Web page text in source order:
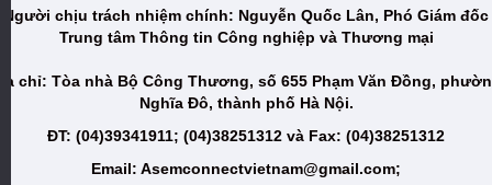
Người chịu trách nhiệm chính: Nguyễn Quốc Lân, Phó Giám đốc
Trung tâm Thông tin Công nghiệp và Thương mại
chỉ: Tòa nhà Bộ Công Thương, số 655 Phạm Văn Đồng,
Nghĩa Đô, thành phố Hà Nội.
ĐT: (04)39341911; (04)38251312 và Fax: (04)38251312
Email: Asemconnectvietnam@gmail.com;